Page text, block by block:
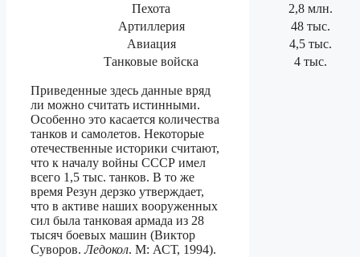
Пехота
2,8 млн.
Артиллерия
48 тыс.
Авиация
4,5 тыс.
Танковые войска
4 тыс.
Приведенные здесь данные вряд
ли можно считать истинными.
Особенно это касается количества
танков и самолетов. Некоторые
отечественные историки считают,
что к началу войны СССР имел
всего 1,5 тыс. танков. В то же
время Резун дерзко утверждает,
что в активе наших вооруженных
сил была танковая армада из 28
тысяч боевых машин (Виктор
Суворов.Ледокол. М: АСТ, 1994).